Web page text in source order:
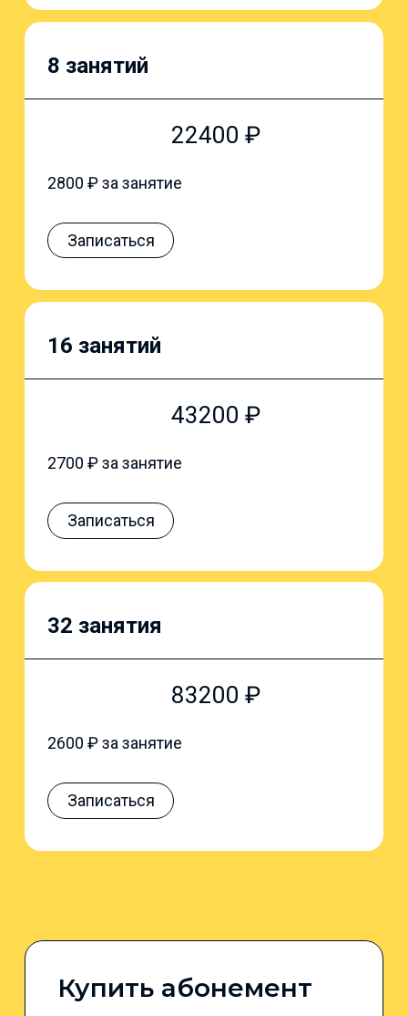
8 занятий
22400 ₽
2800 ₽ за занятие
Записаться
16 занятий
43200 ₽
2700 ₽ за занятие
Записаться
32 занятия
83200 ₽
2600 ₽ за занятие
Записаться
Купить абонемент